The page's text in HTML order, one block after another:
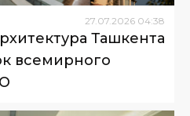
27.07.2026 04:38
Ташкента
всемирного